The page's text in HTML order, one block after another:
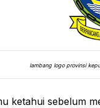
lambang logo provinsi
ketahui sebelum